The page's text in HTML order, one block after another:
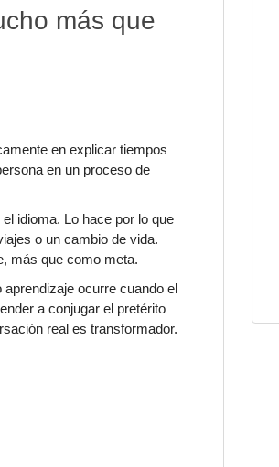
más que
en explicar tiempos
en un proceso de
idioma. Lo hace por lo que
o un cambio de vida.
más que como meta.
ocurre cuando el
a conjugar el pretérito
real es transformador.